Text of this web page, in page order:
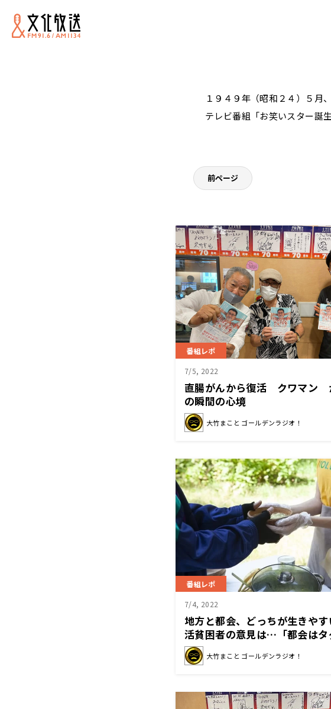
１９４９年（昭和２４）５月
テレビ番組「お笑いスター誕
前ページ
番組レポ
7/5, 2022
直腸がんから復活 クワマン
の瞬間の心境
大竹まこと ゴールデンラジオ！
番組レポ
7/4, 2022
地方と都会、どっちが生きや
活貧困者の意見は…「都会はタ
らえる」「田舎はコミュニティ
ば」 大竹まこと ゴールデンラジオ！